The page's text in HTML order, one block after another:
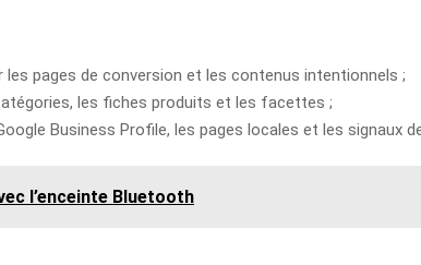
les pages de conversion et les contenus intentionnels ;
les fiches produits et les facettes ;
Business Profile, les pages locales et les signaux
l’enceinte Bluetooth